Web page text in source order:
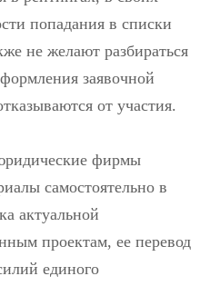
попадания в списки
не желают разбираться
заявочной
от участия.
фирмы
самостоятельно в
актуальной
проектам, ее перевод
единого